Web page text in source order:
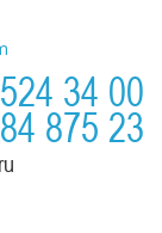
34 00
875 23